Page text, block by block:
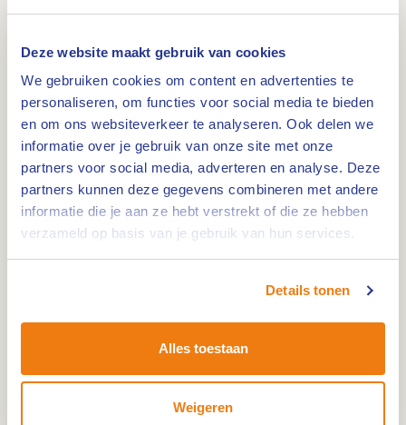
Deze website maakt gebruik van cookies
We gebruiken cookies om content en advertenties te
personaliseren, om functies voor social media te bieden
en om ons websiteverkeer te analyseren. Ook delen we
informatie over je gebruik van onze site met onze
partners voor social media, adverteren en analyse. Deze
partners kunnen deze gegevens combineren met andere
informatie die je aan ze hebt verstrekt of die ze hebben
verzameld op basis van je gebruik van hun services.
Details tonen
Alles toestaan
Weigeren
Roggel ligt in de vallei van de Roggelse Beek,
welke dwars door de kern stroomt. Deze vloeit te
zuiden van de kern samen met de Bevelandse
Beek om de Zelsterbeek te vormen, welke een van
de beken is die door het natuurgebied Leudal
stroomt.